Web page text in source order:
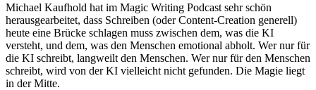
Michael Kaufhold hat im Magic Writing Podcast sehr schön
herausgearbeitet, dass Schreiben (oder Content-Creation generell)
heute eine Brücke schlagen muss zwischen dem, was die KI
versteht, und dem, was den Menschen emotional abholt. Wer nur für
die KI schreibt, langweilt den Menschen. Wer nur für den Menschen
schreibt, wird von der KI vielleicht nicht gefunden. Die Magie liegt
in der Mitte.